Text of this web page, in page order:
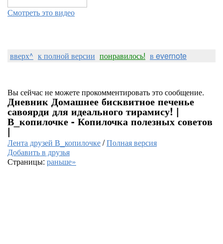
Смотреть это видео
вверх^ к полной версии понравилось! в evernote
Вы сейчас не можете прокомментировать это сообщение.
Дневник Домашнее бисквитное печенье
савоярди для идеального тирамису! |
В_копилочке - Копилочка полезных советов
|
Лента друзей В_копилочке/Полная версия
Добавить в друзья
Страницы: раньше»